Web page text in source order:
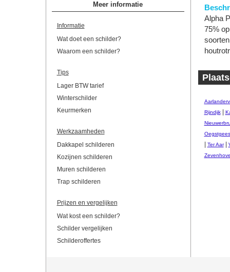
Meer informatie
Informatie
Wat doet een schilder?
Waarom een schilder?
Tips
Lager BTW tarief
Winterschilder
Keurmerken
Werkzaamheden
Dakkapel schilderen
Kozijnen schilderen
Muren schilderen
Trap schilderen
Prijzen en vergelijken
Wat kost een schilder?
Schilder vergelijken
Schilderoffertes
Alpha
75%
Rijndijk|
Ter Aar|